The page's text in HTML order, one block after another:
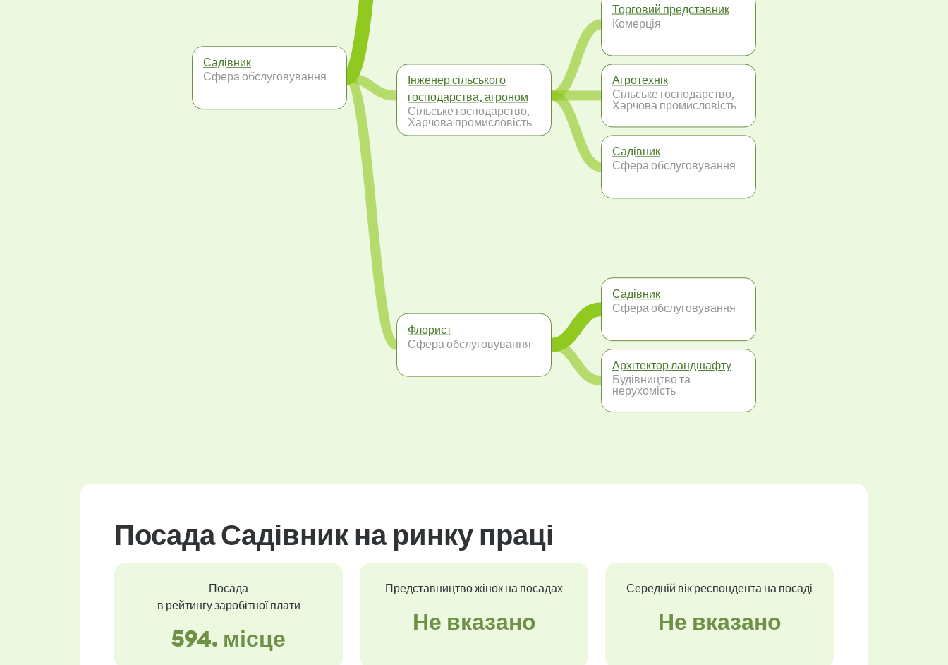
Садівник
Сфера обслуговування
Інженер сільського
господарства, агроном
Сільське господарство,
Харчова промисловість
Флорист
Сфера обслуговування
Торговий представник
Комерція
Агротехнік
Сільське господарство,
Харчова промисловість
Садівник
Сфера обслуговування
Садівник
Сфера обслуговування
Архітектор ландшафту
Будівництво та
нерухомість
Посада Садівник на ринку праці
Посада
в рейтингу заробітної плати
594. місце
Представництво жінок на посадах
Не вказано
Середній вік респондента на посаді
Не вказано